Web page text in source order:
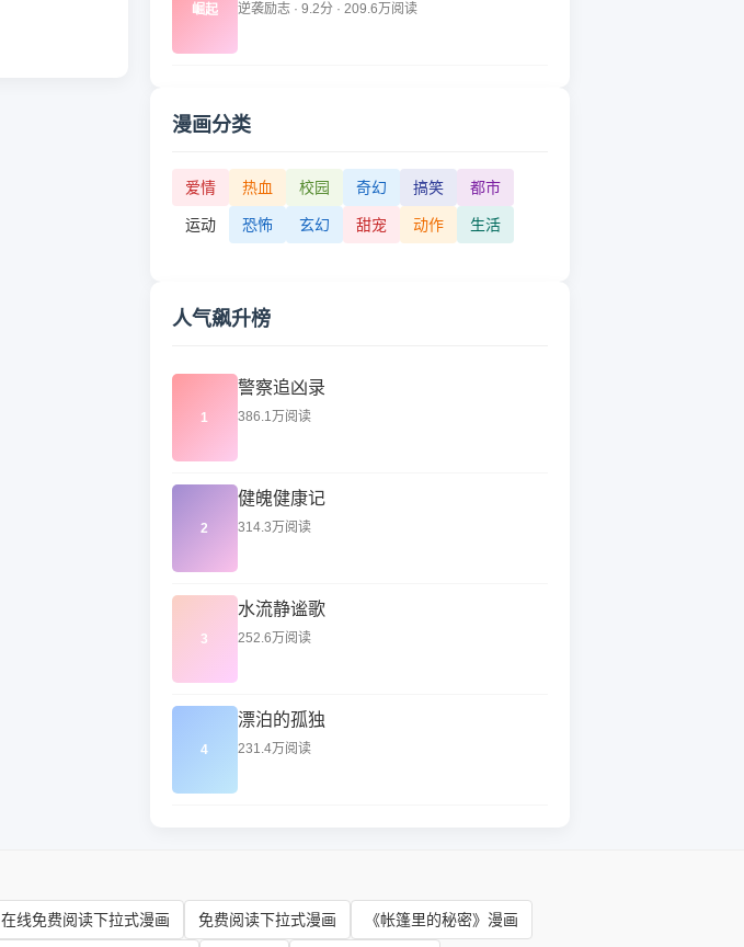
崛起 逆袭励志 · 9.2分 · 209.6万阅读
漫画分类
爱情 热血 校园 奇幻 搞笑 都市
运动 恐怖 玄幻 甜宠 动作 生活
人气飙升榜
1
警察追凶录
386.1万阅读
2
健魄健康记
314.3万阅读
3
水流静谧歌
252.6万阅读
4
漂泊的孤独
231.4万阅读
在线免费阅读下拉式漫画 免费阅读下拉式漫画 《帐篷里的秘密》漫画